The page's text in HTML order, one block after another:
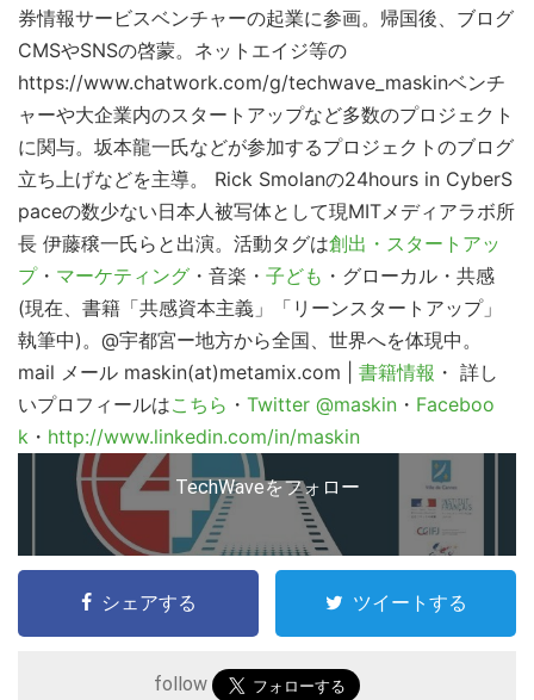
券情報サービスベンチャーの起業に参画。帰国後、ブログ
CMSやSNSの啓蒙。ネットエイジ等の
https://www.chatwork.com/g/techwave_maskinベンチ
ャーや大企業内のスタートアップなど多数のプロジェクト
に関与。坂本龍一氏などが参加するプロジェクトのブログ
立ち上げなどを主導。 Rick Smolanの24hours in CyberS
paceの数少ない日本人被写体として現MITメディアラボ所
長 伊藤穣一氏らと出演。活動タグは創出・スタートアッ
プ・ マーケティング ・音楽・ 子ども ・グローカル・共感
(現在、書籍「共感資本主義」「リーンスタートアップ」
執筆中)。@宇都宮ー地方から全国、世界へを体現中。
mail メール maskin(at)metamix.com | 書籍情報 ・ 詳し
いプロフィールはこちら ・ Twitter @maskin ・ Faceboo
k ・ http://www.linkedin.com/in/maskin
TechWaveをフォロー
シェアする ツイートする
follow